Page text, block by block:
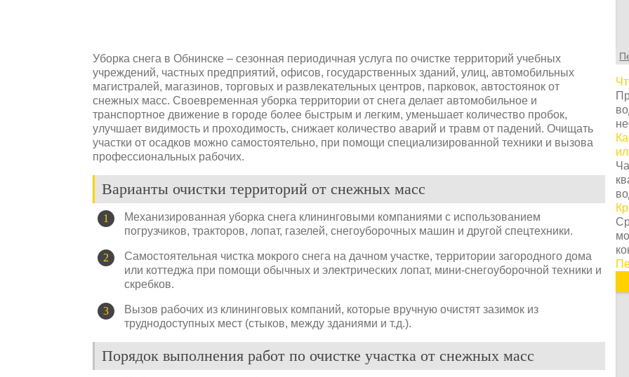
Уборка снега в Обнинске – сезонная периодичная услуга по очистке территорий учебных
учреждений, частных предприятий, офисов, государственных зданий, улиц, автомобильных
магистралей, магазинов, торговых и развлекательных центров, парковок, автостоянок от
снежных масс. Своевременная уборка территории от снега делает автомобильное и
транспортное движение в городе более быстрым и легким, уменьшает количество пробок,
улучшает видимость и проходимость, снижает количество аварий и травм от падений. Очищать
участки от осадков можно самостоятельно, при помощи специализированной техники и вызова
профессиональных рабочих.
Варианты очистки территорий от снежных масс
Механизированная уборка снега клининговыми компаниями с использованием
погрузчиков, тракторов, лопат, газелей, снегоуборочных машин и другой спецтехники.
Самостоятельная чистка мокрого снега на дачном участке, территории загородного дома
или коттеджа при помощи обычных и электрических лопат, мини-снегоуборочной техники и
скребков.
Вызов рабочих из клининговых компаний, которые вручную очистят зазимок из
труднодоступных мест (стыков, между зданиями и т.д.).
Порядок выполнения работ по очистке участка от снежных масс